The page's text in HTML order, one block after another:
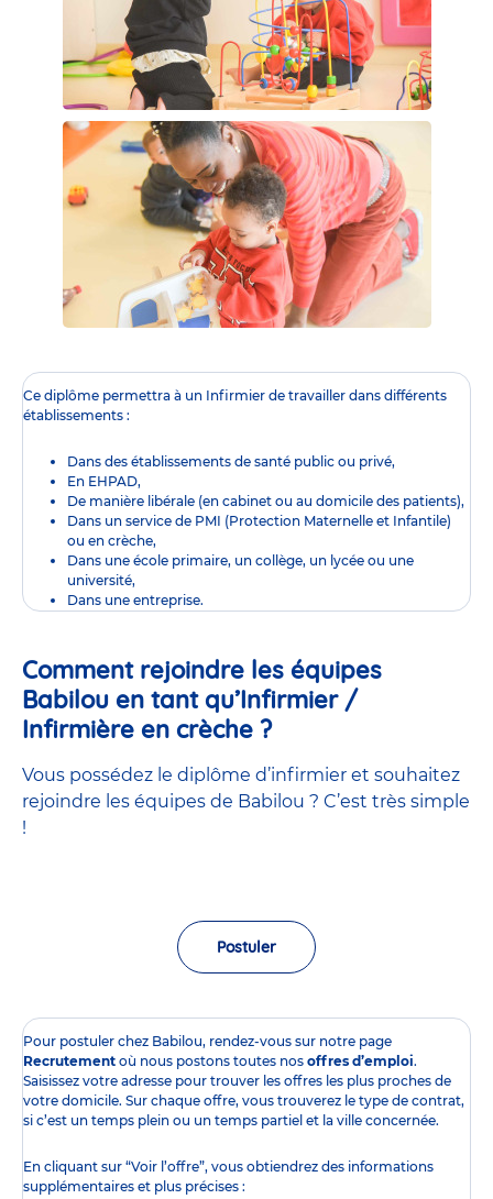
Ce diplôme permettra à un Infirmier de travailler dans différents
établissements :
Dans des établissements de santé public ou privé,
En EHPAD,
De manière libérale (en cabinet ou au domicile des patients),
Dans un service de PMI (Protection Maternelle et Infantile)
ou en crèche,
Dans une école primaire, un collège, un lycée ou une
université,
Dans une entreprise.
Comment rejoindre les équipes
Babilou en tant qu’Infirmier /
Infirmière en crèche ?
Vous possédez le diplôme d’infirmier et souhaitez
rejoindre les équipes de Babilou ? C’est très simple
!
Postuler
Pour postuler chez Babilou, rendez-vous sur notre page
Recrutement où nous postons toutes nos offres d’emploi.
Saisissez votre adresse pour trouver les offres les plus proches de
votre domicile. Sur chaque offre, vous trouverez le type de contrat,
si c’est un temps plein ou un temps partiel et la ville concernée.
En cliquant sur “Voir l’offre”, vous obtiendrez des informations
supplémentaires et plus précises :